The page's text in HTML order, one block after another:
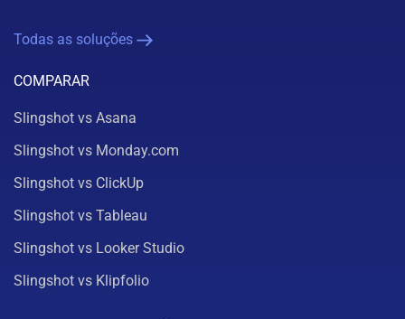
Todas as soluções
COMPARAR
Slingshot vs Asana
Slingshot vs Monday.com
Slingshot vs ClickUp
Slingshot vs Tableau
Slingshot vs Looker Studio
Slingshot vs Klipfolio